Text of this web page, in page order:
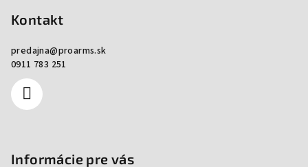
Kontakt
predajna@proarms.sk
0911 783 251
Informácie pre vás